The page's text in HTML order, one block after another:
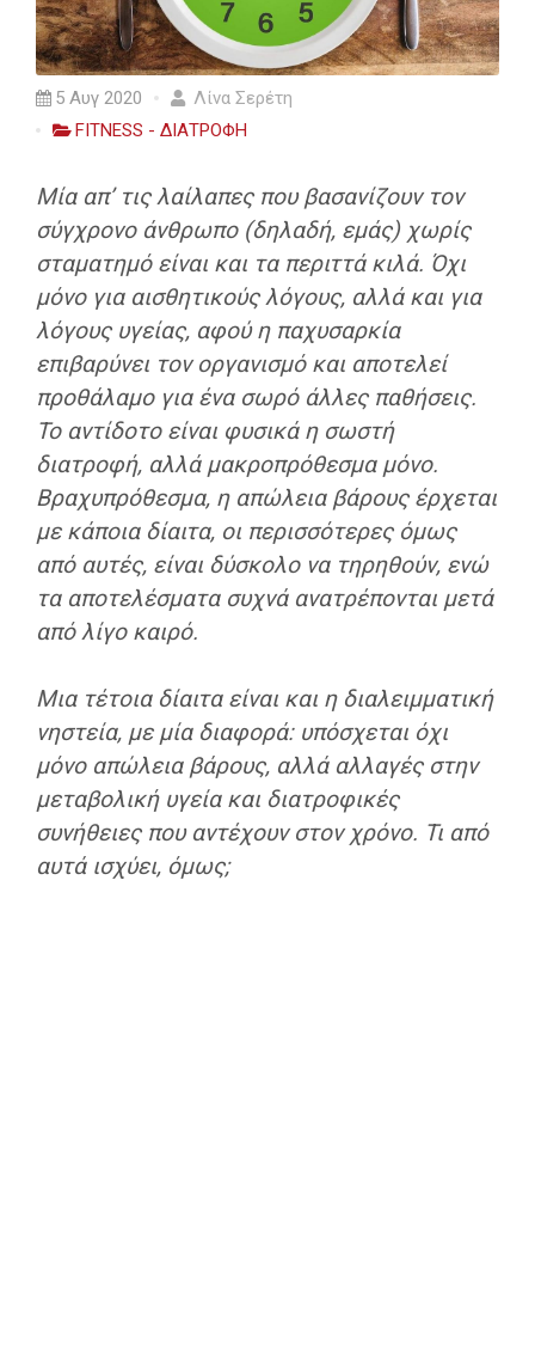
5 Αυγ 2020
Λίνα Σερέτη
FITNESS - ΔΙΑΤΡΟΦΗ
Μία απ’ τις λαίλαπες που βασανίζουν τον
σύγχρονο άνθρωπο (δηλαδή, εμάς) χωρίς
σταματημό είναι και τα περιττά κιλά. Όχι
μόνο για αισθητικούς λόγους, αλλά και για
λόγους υγείας, αφού η παχυσαρκία
επιβαρύνει τον οργανισμό και αποτελεί
προθάλαμο για ένα σωρό άλλες παθήσεις.
Το αντίδοτο είναι φυσικά η σωστή
διατροφή, αλλά μακροπρόθεσμα μόνο.
Βραχυπρόθεσμα, η απώλεια βάρους έρχεται
με κάποια δίαιτα, οι περισσότερες όμως
από αυτές, είναι δύσκολο να τηρηθούν, ενώ
τα αποτελέσματα συχνά ανατρέπονται μετά
από λίγο καιρό.
Μια τέτοια δίαιτα είναι και η διαλειμματική
νηστεία, με μία διαφορά: υπόσχεται όχι
μόνο απώλεια βάρους, αλλά αλλαγές στην
μεταβολική υγείακαι διατροφικές
συνήθειες που αντέχουν στον χρόνο. Τι από
αυτά ισχύει, όμως;